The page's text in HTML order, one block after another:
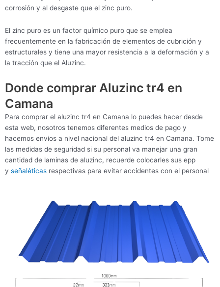
corrosión y al desgaste que el zinc puro.
El zinc puro es un factor químico puro que se emplea
frecuentemente en la fabricación de elementos de cubrición y
estructurales y tiene una mayor resistencia a la deformación y a
la tracción que el Aluzinc.
Donde comprar Aluzinc tr4 en
Camana
Para comprar el aluzinc tr4 en Camana lo puedes hacer desde
esta web, nosotros tenemos diferentes medios de pago y
hacemos envios a nivel nacional del aluzinc tr4 en Camana. Tome
las medidas de seguridad si su personal va manejar una gran
cantidad de laminas de aluzinc, recuerde colocarles sus epp
y señaléticas respectivas para evitar accidentes con el personal